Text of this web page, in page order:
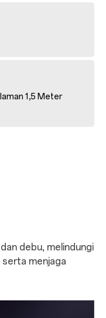
1,5 Meter
debu, melindungi
menjaga